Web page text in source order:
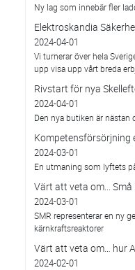
Ny lag som innebär fler
Elektroskandia
2024-04-01
Vi turnerar över hela
upp visa upp vårt breda
Rivstart för nya
2024-04-01
Den nya butiken är nästan
Kompetensförsörjning
2024-03-01
En utmaning som lyftets
Värt att veta om...
2024-03-01
SMR representerar en ny
kärnkraftsreaktorer
Värt att veta om… hur
2024-02-01